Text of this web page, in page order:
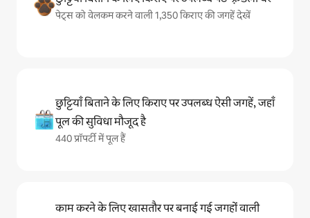
पेट्स को वेलकम करने वाली 1,350 किराए की जगहें देखें
छुट्टियाँ बिताने के लिए किराए पर उपलब्ध ऐसी जगहें, जहाँ
पूल की सुविधा मौजूद है
440 प्रॉपर्टी में पूल हैं
काम करने के लिए खासतौर पर बनाई गई जगहों वाली